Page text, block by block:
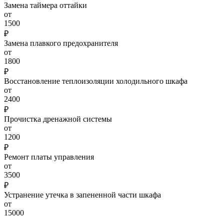
Замена таймера оттайки
от
1500
₽
Замена плавкого предохранителя
от
1800
₽
Восстановление теплоизоляции холодильного шкафа
от
2400
₽
Прочистка дренажной системы
от
1200
₽
Ремонт платы управления
от
3500
₽
Устранение утечка в запененной части шкафа
от
15000